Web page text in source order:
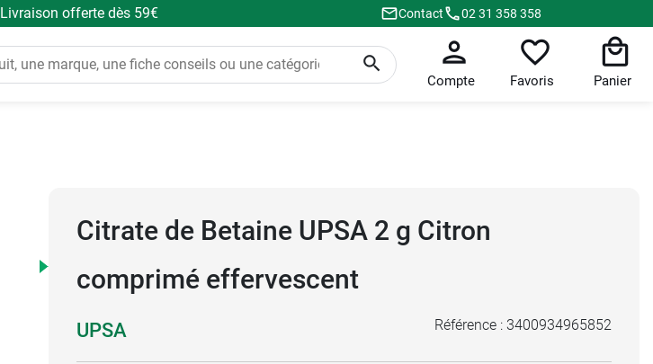
Livraison offerte dès 59€ Contact 02 31 358 358
Compte Favoris Panier
Citrate de Betaine UPSA 2 g Citron
comprimé effervescent
UPSA Référence : 3400934965852